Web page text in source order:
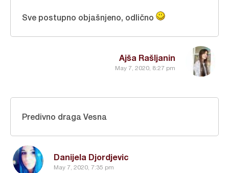
Ajša Rašljanin
May 7, 2020, 8:27 pm
Sve postupno objašnjeno, odlično
Danijela Djordjevic
May 7, 2020, 7:35 pm
Predivno draga Vesna